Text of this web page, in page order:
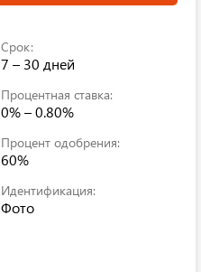
Срок:
7 – 30 дней
Процентная ставка:
0% – 0.80%
Процент одобрения:
60%
Идентификация:
Фото